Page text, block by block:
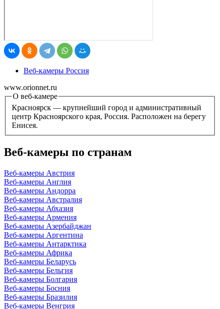
Веб-камеры Россия
www.orionnet.ru
О веб-камере
Красноярск — крупнейший город и административный
центр Красноярского края, Россия. Расположен на берегу
Енисея.
Веб-камеры по странам
Веб-камеры Австрия
Веб-камеры Англия
Веб-камеры Андорра
Веб-камеры Австралия
Веб-камеры Абхазия
Веб-камеры Армения
Веб-камеры Азербайджан
Веб-камеры Аргентина
Веб-камеры Антарктика
Веб-камеры Африка
Веб-камеры Беларусь
Веб-камеры Бельгия
Веб-камеры Болгария
Веб-камеры Босния
Веб-камеры Бразилия
Веб-камеры Венгрия